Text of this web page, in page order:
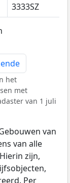
3333SZ
het
met
van 1 juli
van
van alle
zijn,
Per